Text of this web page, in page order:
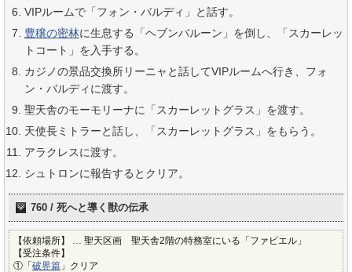
VIPルームで「フォン・バルディ」と話す。
豊穣の密林に生息する「ヘブンバルーン」を倒し、「スカーレッ
トコート」を入手する。
カジノの景品交換所リーニャと話してVIPルームへ行き、フォ
ン・バルディに渡す。
聖天舎のモーモリーナに「スカーレットグラス」を渡す。
天使長ミトラーと話し、「スカーレットグラス」をもらう。
アラクレスに渡す。
シュトロンに報告するとクリア。
760 / 死へと導く獣の伝承
【依頼場所】 … 聖天区画 聖天舎2階の特務室にいる「ファビエル」
【受注条件】
①「 破界篇 」クリア